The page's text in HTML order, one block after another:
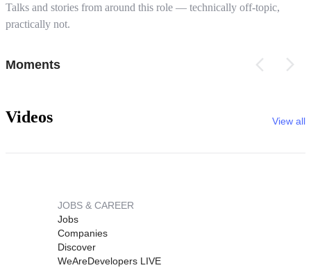
Talks and stories from around this role — technically off-topic,
practically not.
Moments
Videos View all
JOBS & CAREER
Jobs
Companies
Discover
WeAreDevelopers LIVE